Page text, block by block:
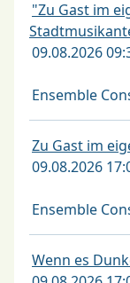
"Zu Gast im
09.08.2026
Ensemble
Zu Gast im
09.08.2026
Ensemble
Wenn es